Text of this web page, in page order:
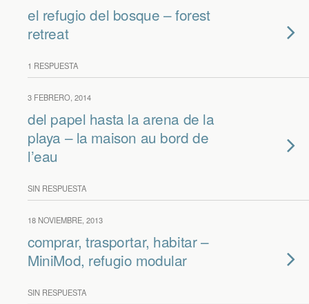
el refugio del bosque – forest
retreat
1 RESPUESTA
3 FEBRERO, 2014
del papel hasta la arena de la
playa – la maison au bord de
l’eau
SIN RESPUESTA
18 NOVIEMBRE, 2013
comprar, trasportar, habitar –
MiniMod, refugio modular
SIN RESPUESTA